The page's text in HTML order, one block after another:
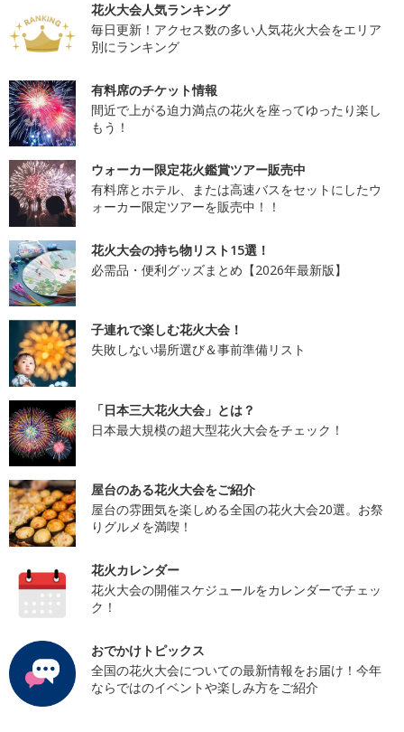
花火大会人気ランキング
毎日更新！アクセス数の多い人気花火大会をエリア
別にランキング
有料席のチケット情報
間近で上がる迫力満点の花火を座ってゆったり楽し
もう！
ウォーカー限定花火鑑賞ツアー販売中
有料席とホテル、または高速バスをセットにしたウ
ォーカー限定ツアーを販売中！！
花火大会の持ち物リスト15選！
必需品・便利グッズまとめ【2026年最新版】
子連れで楽しむ花火大会！
失敗しない場所選び＆事前準備リスト
「日本三大花火大会」とは？
日本最大規模の超大型花火大会をチェック！
屋台のある花火大会をご紹介
屋台の雰囲気を楽しめる全国の花火大会20選。お祭
りグルメを満喫！
花火カレンダー
花火大会の開催スケジュールをカレンダーでチェッ
ク！
おでかけトピックス
全国の花火大会についての最新情報をお届け！今年
ならではのイベントや楽しみ方をご紹介